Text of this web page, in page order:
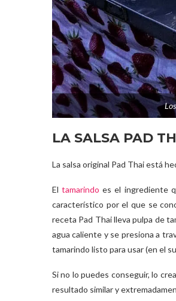
LA SALSA PAD
La salsa original Pad Thai está
Eltamarindo es el ingrediente
característico por el que se
receta Pad Thai lleva pulpa de
agua caliente y se presiona a
tamarindo listo para usar (en el
Si no lo puedes conseguir, lo
resultado similar y